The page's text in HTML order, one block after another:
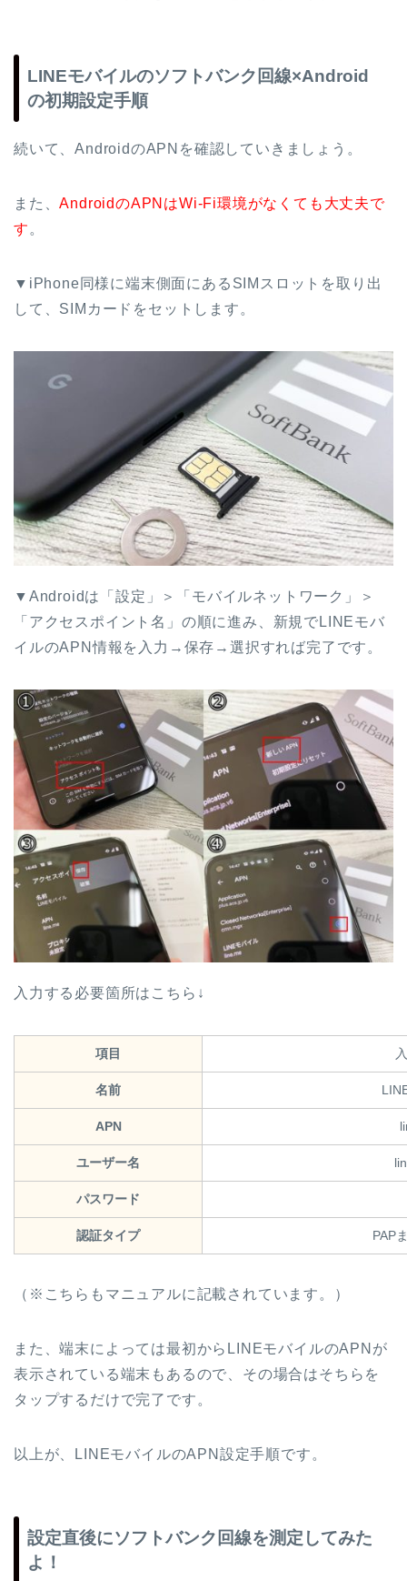
LINEモバイルのソフトバンク回線×Android
の初期設定手順
続いて、AndroidのAPNを確認していきましょう。
また、AndroidのAPNはWi-Fi環境がなくても大丈夫で
す。
▼iPhone同様に端末側面にあるSIMスロットを取り出
して、SIMカードをセットします。
▼Androidは「設定」＞「モバイルネットワーク」＞
「アクセスポイント名」の順に進み、新規でLINEモバ
イルのAPN情報を入力→保存→選択すれば完了です。
入力する必要箇所はこちら↓
項目
名前
APN
ユーザー名
パスワード
認証タイプ PAP
（※こちらもマニュアルに記載されています。）
また、端末によっては最初からLINEモバイルのAPNが
表示されている端末もあるので、その場合はそちらを
タップするだけで完了です。
以上が、LINEモバイルのAPN設定手順です。
設定直後にソフトバンク回線を測定してみた
よ！